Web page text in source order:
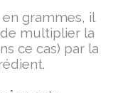
grammes, il
multiplier la
ce cas) par la